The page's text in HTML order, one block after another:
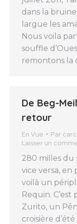
dans la
largue les
Nous voila
souffle
remontons la
De Beg-
retour
En Vue Par
Laisser un
280 milles du
vice versa, en
voilà un
Requin.
Zurito, un
croisière